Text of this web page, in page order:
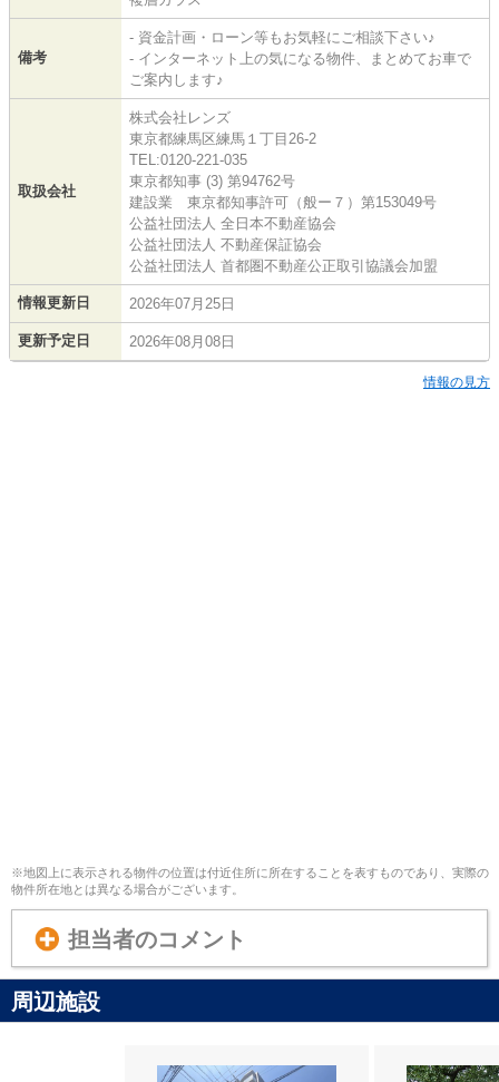
備考
- 資金計画・ローン等もお気軽にご相談下さい♪
- インターネット上の気になる物件、まとめてお車で
ご案内します♪
取扱会社
株式会社レンズ
東京都練馬区練馬１丁目26-2
TEL:0120-221-035
東京都知事 (3) 第94762号
建設業 東京都知事許可（般ー７）第153049号
公益社団法人 全日本不動産協会
公益社団法人 不動産保証協会
公益社団法人 首都圏不動産公正取引協議会加盟
情報更新日 2026年07月25日
更新予定日 2026年08月08日
情報の見方
※地図上に表示される物件の位置は付近住所に所在することを表すものであり、実際の
物件所在地とは異なる場合がございます。
担当者のコメント
周辺施設